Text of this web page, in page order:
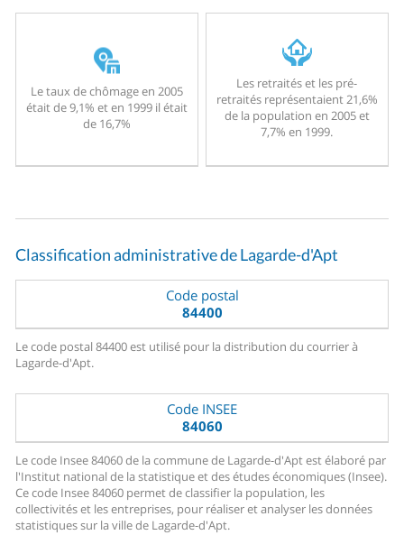
Le taux de chômage en 2005
était de 9,1% et en 1999 il était
de 16,7%
Les retraités et les pré-
retraités représentaient 21,6%
de la population en 2005 et
7,7% en 1999.
Classification administrative de Lagarde-d'Apt
Code postal
84400
Le code postal 84400 est utilisé pour la distribution du courrier à
Lagarde-d'Apt.
Code INSEE
84060
Le code Insee 84060 de la commune de Lagarde-d'Apt est élaboré par
l'Institut national de la statistique et des études économiques (Insee).
Ce code Insee 84060 permet de classifier la population, les
collectivités et les entreprises, pour réaliser et analyser les données
statistiques sur la ville de Lagarde-d'Apt.